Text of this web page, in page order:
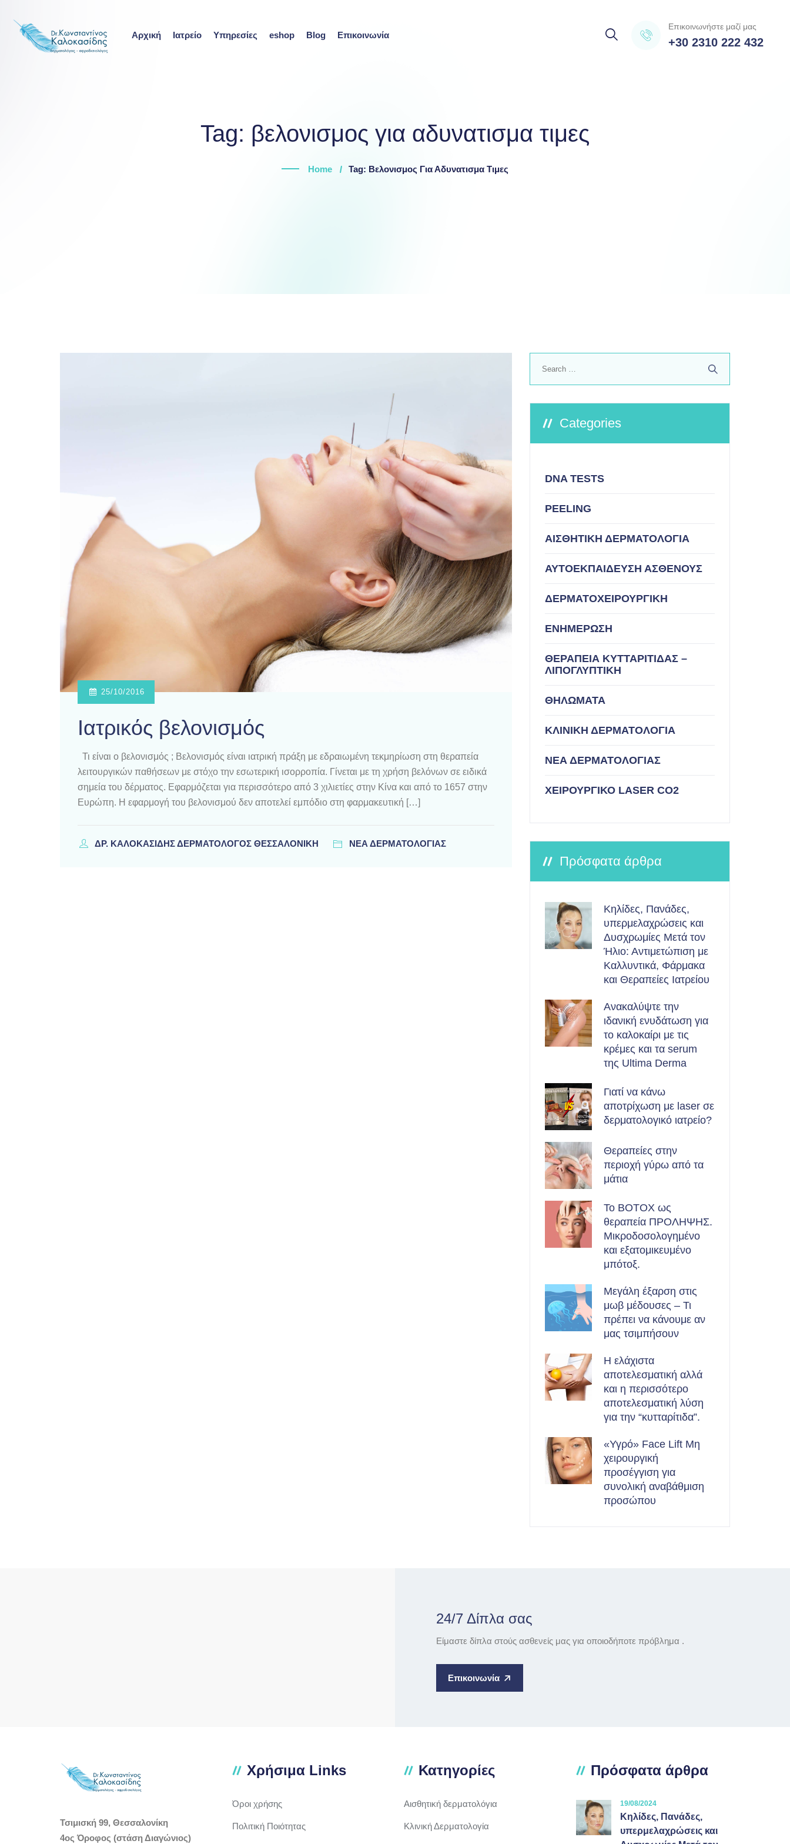
content
Αρχική Ιατρείο Υπηρεσίες eshop Blog Επικοινωνία
Επικοινωνήστε μαζί μας
+30 2310 222 432
Tag: βελονισμος για αδυνατισμα τιμες
Home Tag: Βελονισμος Για Αδυνατισμα Τιμες
25/10/2016
Ιατρικός βελονισμός
Τι είναι ο βελονισμός ; Βελονισμός είναι ιατρική πράξη με εδραιωμένη τεκμηρίωση στη θεραπεία
λειτουργικών παθήσεων με στόχο την εσωτερική ισορροπία. Γίνεται με τη χρήση βελόνων σε ειδικά
σημεία του δέρματος. Εφαρμόζεται για περισσότερο από 3 χιλιετίες στην Κίνα και από το 1657 στην
Ευρώπη. Η εφαρμογή του βελονισμού δεν αποτελεί εμπόδιο στη φαρμακευτική […]
ΔΡ. ΚΑΛΟΚΑΣΊΔΗΣ ΔΕΡΜΑΤΟΛΌΓΟΣ ΘΕΣΣΑΛΟΝΊΚΗ ΝΕΑ ΔΕΡΜΑΤΟΛΟΓΙΑΣ
Categories
DNA TESTS
PEELING
ΑΙΣΘΗΤΙΚΗ ΔΕΡΜΑΤΟΛΟΓΙΑ
ΑΥΤΟΕΚΠΑΙΔΕΥΣΗ ΑΣΘΕΝΟΥΣ
ΔΕΡΜΑΤΟΧΕΙΡΟΥΡΓΙΚΗ
ΕΝΗΜΕΡΩΣΗ
ΘΕΡΑΠΕΙΑ ΚΥΤΤΑΡΙΤΙΔΑΣ –
ΛΙΠΟΓΛΥΠΤΙΚΗ
ΘΗΛΩΜΑΤΑ
ΚΛΙΝΙΚΗ ΔΕΡΜΑΤΟΛΟΓΙΑ
ΝΕΑ ΔΕΡΜΑΤΟΛΟΓΙΑΣ
ΧΕΙΡΟΥΡΓΙΚΟ LASER CO2
Πρόσφατα άρθρα
Κηλίδες, Πανάδες,
υπερμελαχρώσεις και
Δυσχρωμίες Μετά τον
Ήλιο: Αντιμετώπιση με
Καλλυντικά, Φάρμακα
και Θεραπείες Ιατρείου
Ανακαλύψτε την
ιδανική ενυδάτωση για
το καλοκαίρι με τις
κρέμες και τα serum
της Ultima Derma
Γιατί να κάνω
αποτρίχωση με laser σε
δερματολογικό ιατρείο?
Θεραπείες στην
περιοχή γύρω από τα
μάτια
Το BOTOX ως
θεραπεία ΠΡΟΛΗΨΗΣ.
Μικροδοσολογημένο
και εξατομικευμένο
μπότοξ.
Μεγάλη έξαρση στις
μωβ μέδουσες – Τι
πρέπει να κάνουμε αν
μας τσιμπήσουν
Η ελάχιστα
αποτελεσματική αλλά
και η περισσότερο
αποτελεσματική λύση
για την “κυτταρίτιδα”.
«Υγρό» Face Lift Μη
χειρουργική
προσέγγιση για
συνολική αναβάθμιση
προσώπου
24/7 Δίπλα σας
Είμαστε δίπλα στούς ασθενείς μας για οποιοδήποτε πρόβλημα .
Επικοινωνία
Τσιμισκή 99, Θεσσαλονίκη
4ος Όροφος (στάση Διαγώνιος)
Χρήσιμα Links
Όροι χρήσης
Πολιτική Ποιότητας
Κατηγορίες
Αισθητική δερματολόγια
Κλινική Δερματολογία
Πρόσφατα άρθρα
19/08/2024
Κηλίδες, Πανάδες,
υπερμελαχρώσεις και